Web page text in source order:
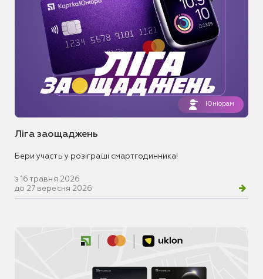
Юніорам
Ліга заощаджень
Бери участь у розіграші смартгодинника!
з 16 травня 2026
до 27 вересня 2026